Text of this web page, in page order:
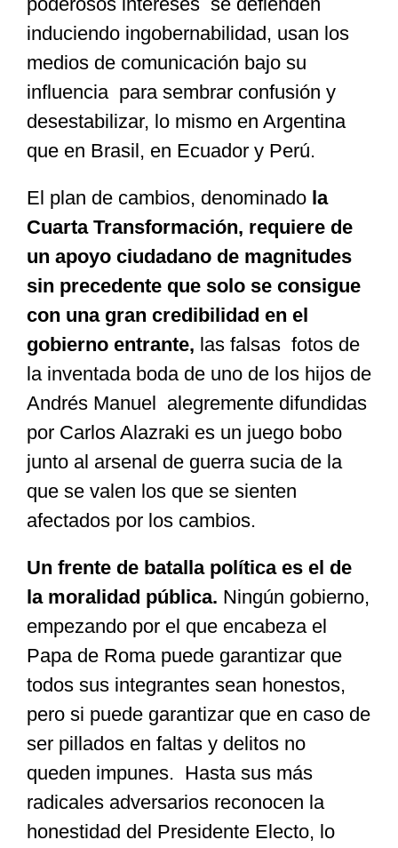
induciendo ingobernabilidad, usan los
medios de comunicación bajo su
influencia para sembrar confusión y
desestabilizar, lo mismo en Argentina
que en Brasil, en Ecuador y Perú.
El plan de cambios, denominado la
Cuarta Transformación, requiere de
un apoyo ciudadano de magnitudes
sin precedente que solo se consigue
con una gran credibilidad en el
gobierno entrante, las falsas fotos de
la inventada boda de uno de los hijos de
Andrés Manuel alegremente difundidas
por Carlos Alazraki es un juego bobo
junto al arsenal de guerra sucia de la
que se valen los que se sienten
afectados por los cambios.
Un frente de batalla política es el de
la moralidad pública. Ningún gobierno,
empezando por el que encabeza el
Papa de Roma puede garantizar que
todos sus integrantes sean honestos,
pero si puede garantizar que en caso de
ser pillados en faltas y delitos no
queden impunes. Hasta sus más
radicales adversarios reconocen la
honestidad del Presidente Electo, lo